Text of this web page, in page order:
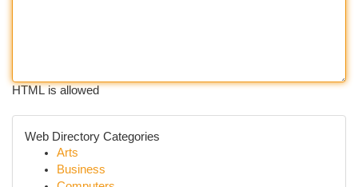
HTML is allowed
Web Directory Categories
Arts
Business